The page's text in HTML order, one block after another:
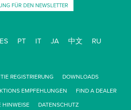
FÜR DEN NEWSLETTER
ES PT IT JA 中文 RU
REGISTRIERUNG DOWNLOADS
EMPFEHLUNGEN FIND A DEALER
HINWEISE DATENSCHUTZ